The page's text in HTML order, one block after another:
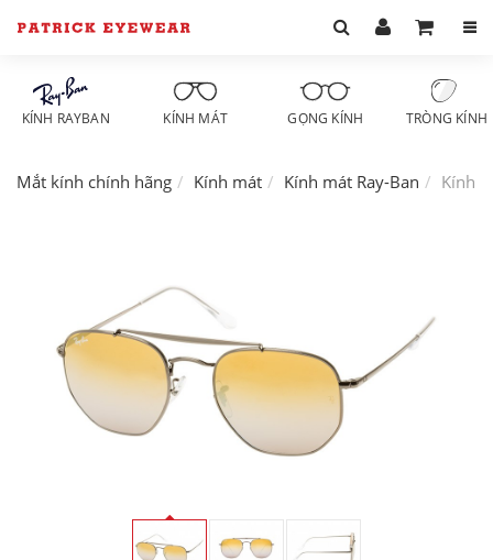
KÍNH RAYBAN KÍNH MÁT GỌNG KÍNH TRÒNG KÍNH
Mắt kính chính hãng Kính mát Kính mát Ray-Ban Kính